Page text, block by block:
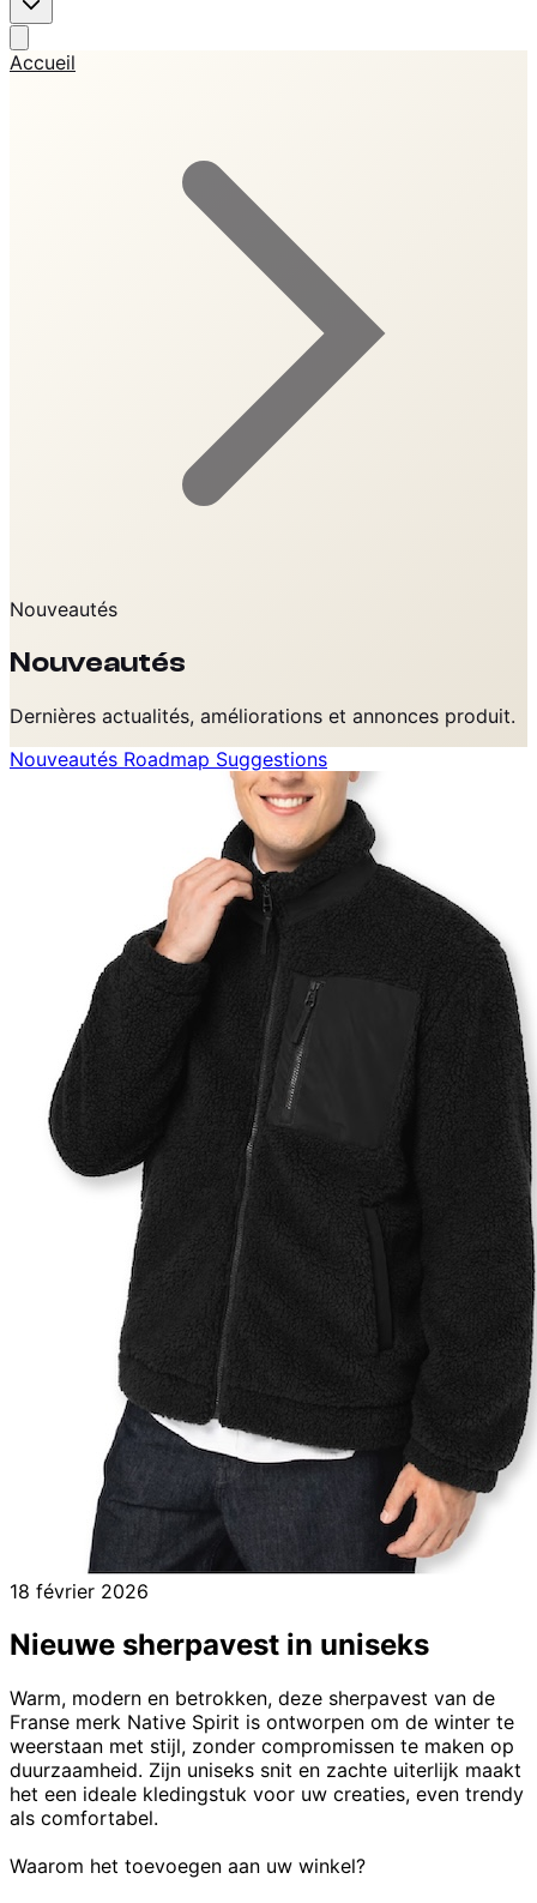
Accueil
Nouveautés
Nouveautés
Dernières actualités, améliorations et annonces produit.
Nouveautés Roadmap Suggestions
18 février 2026
Nieuwe sherpavest in uniseks
Warm, modern en betrokken, deze sherpavest van de
Franse merk Native Spirit is ontworpen om de winter te
weerstaan met stijl, zonder compromissen te maken op
duurzaamheid. Zijn uniseks snit en zachte uiterlijk maakt
het een ideale kledingstuk voor uw creaties, even trendy
als comfortabel.
Waarom het toevoegen aan uw winkel?